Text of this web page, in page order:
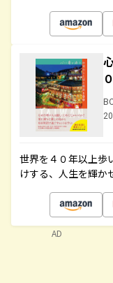
０
世界を４０年以上歩
けする、人生を輝か
AD